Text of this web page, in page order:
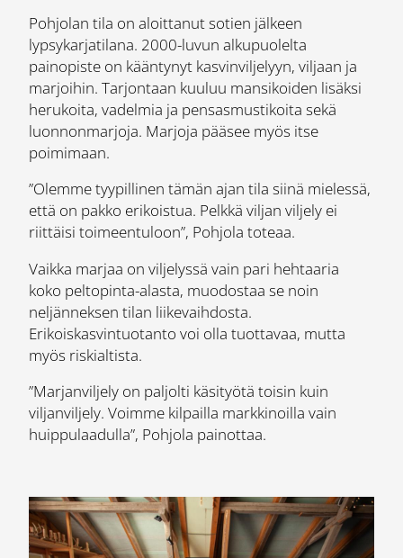
Pohjolan tila on aloittanut sotien jälkeen
lypsykarjatilana. 2000-luvun alkupuolelta
painopiste on kääntynyt kasvinviljelyyn, viljaan ja
marjoihin. Tarjontaan kuuluu mansikoiden lisäksi
herukoita, vadelmia ja pensasmustikoita sekä
luonnonmarjoja. Marjoja pääsee myös itse
poimimaan.
”Olemme tyypillinen tämän ajan tila siinä mielessä,
että on pakko erikoistua. Pelkkä viljan viljely ei
riittäisi toimeentuloon”, Pohjola toteaa.
Vaikka marjaa on viljelyssä vain pari hehtaaria
koko peltopinta-alasta, muodostaa se noin
neljänneksen tilan liikevaihdosta.
Erikoiskasvintuotanto voi olla tuottavaa, mutta
myös riskialtista.
”Marjanviljely on paljolti käsityötä toisin kuin
viljanviljely. Voimme kilpailla markkinoilla vain
huippulaadulla”, Pohjola painottaa.